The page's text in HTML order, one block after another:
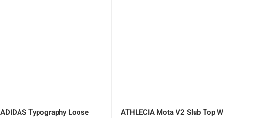
ADIDAS Typography Loose
ATHLECIA Mota V2 Slub Top W